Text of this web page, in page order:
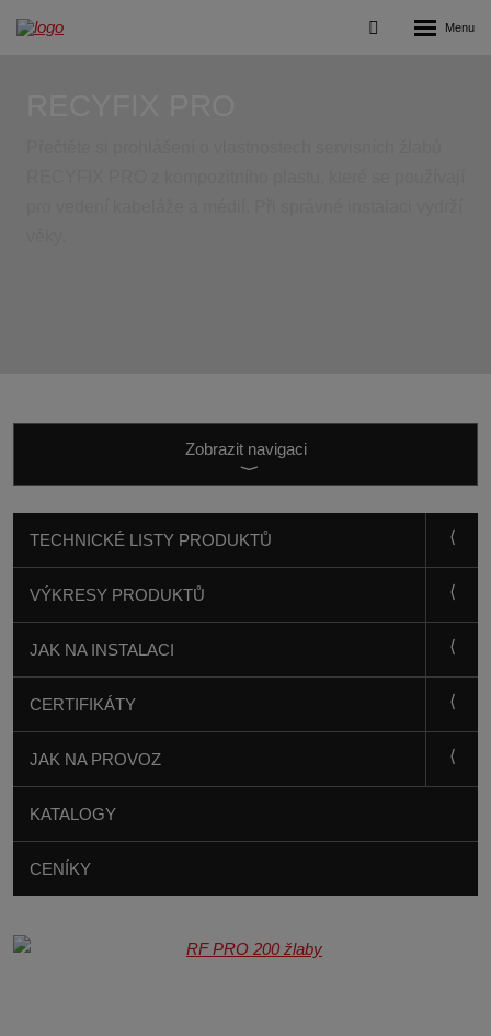
Vyhledávání
Rozbalení
Zobrazitnavigaci
TECHNICKÉ LISTY PRODUKTŮ
VÝKRESY PRODUKTŮ
JAK NA INSTALACI
CERTIFIKÁTY
JAK NA PROVOZ
KATALOGY
CENÍKY